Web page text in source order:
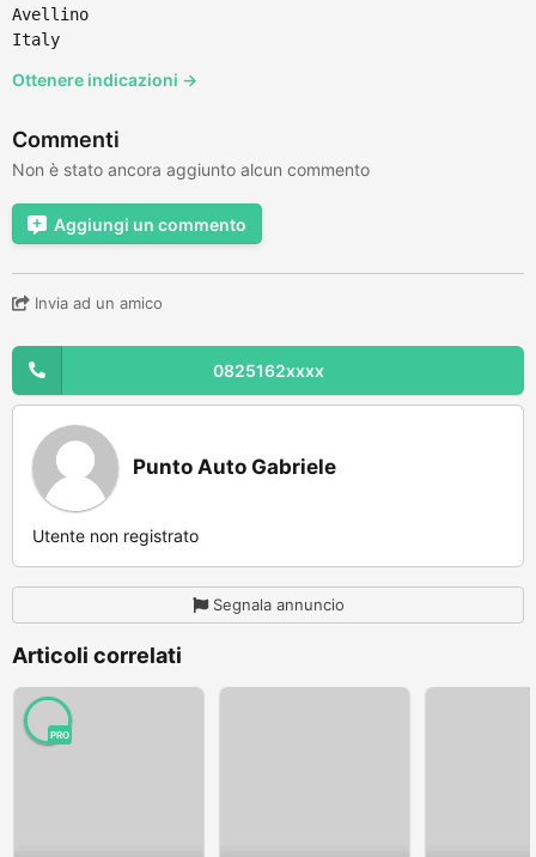
Avellino
Italy
Ottenere indicazioni →
Commenti
Non è stato ancora aggiunto alcun commento
Aggiungi un commento
Invia ad un amico
0825162xxxx
Punto Auto Gabriele
Utente non registrato
Segnala annuncio
Articoli correlati
PRO